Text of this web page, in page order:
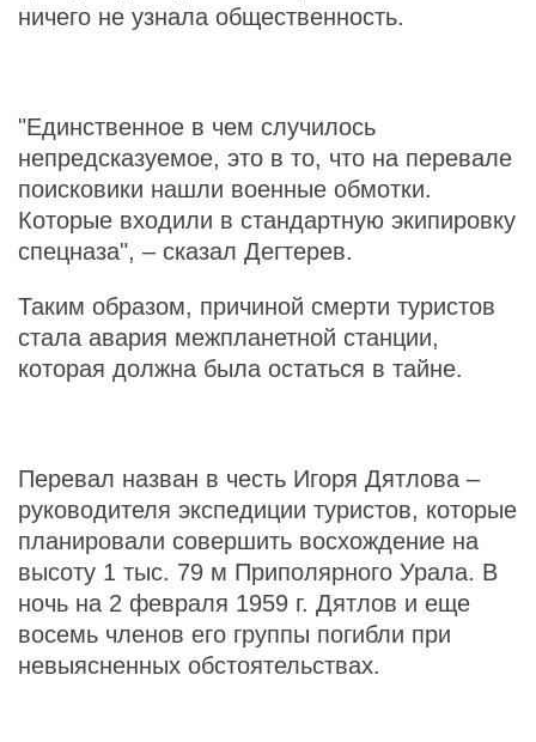
ничего не узнала общественность.
"Единственное в чем случилось
непредсказуемое, это в то, что на перевале
поисковики нашли военные обмотки.
Которые входили в стандартную экипировку
спецназа", – сказал Дегтерев.
Таким образом, причиной смерти туристов
стала авария межпланетной станции,
которая должна была остаться в тайне.
Перевал назван в честь Игоря Дятлова –
руководителя экспедиции туристов, которые
планировали совершить восхождение на
высоту 1 тыс. 79 м Приполярного Урала. В
ночь на 2 февраля 1959 г. Дятлов и еще
восемь членов его группы погибли при
невыясненных обстоятельствах.